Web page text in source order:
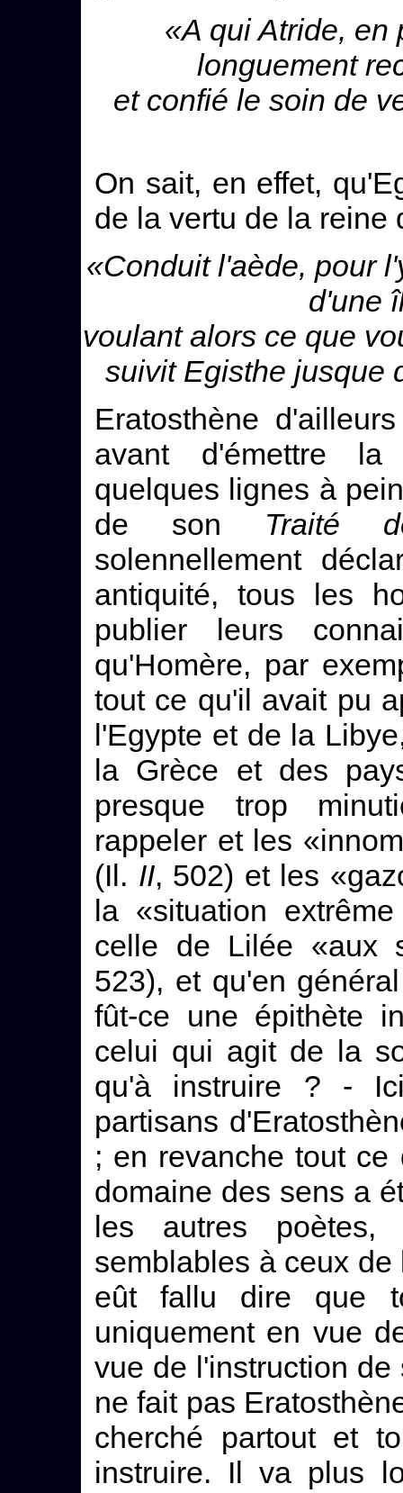
«A qui Atride, en
longuement
et confié le soin de
On sait, en effet,
de la vertu de la reine
«Conduit l'aède, pour
d'une
voulant alors ce que
suivit Egisthe jusque
Eratosthène
avant d'émettre la
quelques lignes à
de son Traité
solennellement
antiquité, tous les
publier leurs
qu'Homère, par
tout ce qu'il avait pu
l'Egypte et de la
la Grèce et des
presque trop
rappeler et les
(Il. II, 502) et les
la «situation
celle de Lilée «aux
523), et qu'en
fût-ce une épithète
celui qui agit de la
qu'à instruire ? -
partisans
; en revanche tout
domaine des sens a
les autres poètes,
semblables à ceux
eût fallu dire que
uniquement en vue
vue de l'instruction
ne fait pas
cherché partout et
instruire. Il va plus